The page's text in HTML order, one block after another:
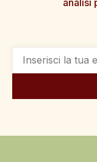
analisi